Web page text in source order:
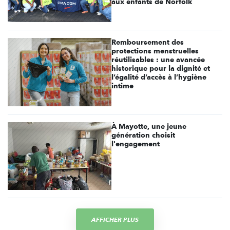
Remboursement des
protections menstruelles
réutilisables : une avancée
historique pour la dignité et
l’égalité d’accès à l’hygiène
intime
À Mayotte, une jeune
génération choisit
l'engagement
AFFICHER PLUS